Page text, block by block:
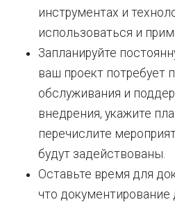
инструментах и
использоваться и
Запланируйте
ваш проект потребует
обслуживания и
внедрения, укажите
перечислите
будут задействованы.
Оставьте время для
что